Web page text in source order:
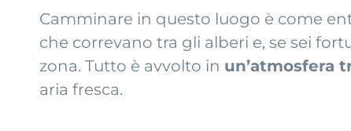
Camminare in questo luogo è come
che correvano tra gli alberi e, se sei
zona. Tutto è avvolto in un’atmosfera
aria fresca.